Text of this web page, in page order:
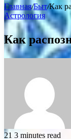
Главная/Быт/Как
Астрология
Как
21 3 minutes read